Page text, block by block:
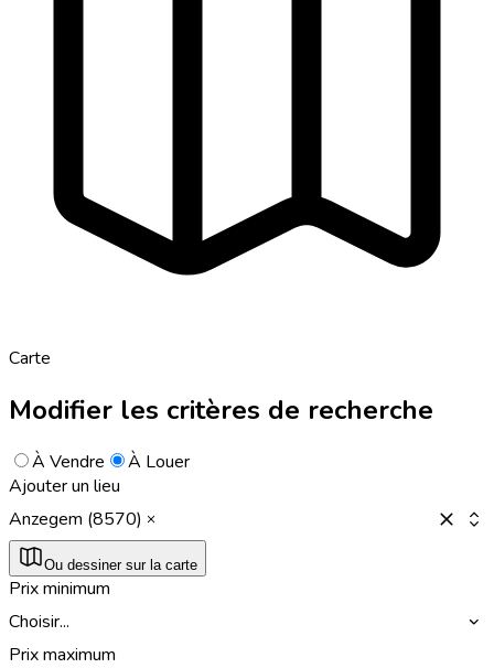
Carte
Modifier les critères de recherche
À Vendre
À Louer
Ajouter un lieu
Anzegem (8570)
Ou dessiner sur la carte
Prix minimum
Choisir...
Prix maximum